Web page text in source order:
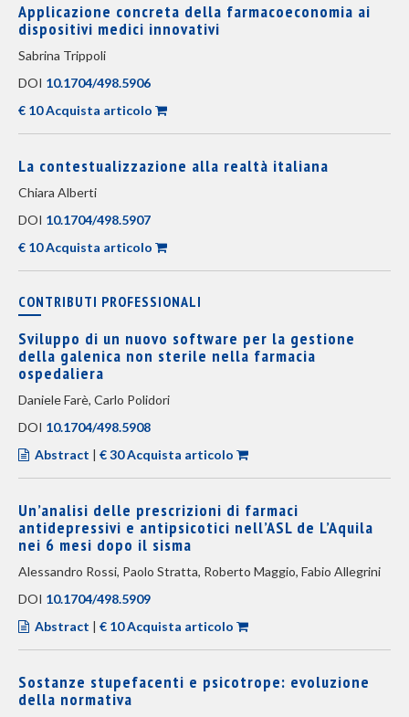
Applicazione concreta della farmacoeconomia ai
dispositivi medici innovativi
Sabrina Trippoli
DOI 10.1704/498.5906
€ 10 Acquista articolo
La contestualizzazione alla realtà italiana
Chiara Alberti
DOI 10.1704/498.5907
€ 10 Acquista articolo
CONTRIBUTI PROFESSIONALI
Sviluppo di un nuovo software per la gestione
della galenica non sterile nella farmacia
ospedaliera
Daniele Farè, Carlo Polidori
DOI 10.1704/498.5908
Abstract | € 30 Acquista articolo
Un’analisi delle prescrizioni di farmaci
antidepressivi e antipsicotici nell’ASL de L’Aquila
nei 6 mesi dopo il sisma
Alessandro Rossi, Paolo Stratta, Roberto Maggio, Fabio Allegrini
DOI 10.1704/498.5909
Abstract | € 10 Acquista articolo
Sostanze stupefacenti e psicotrope: evoluzione
della normativa